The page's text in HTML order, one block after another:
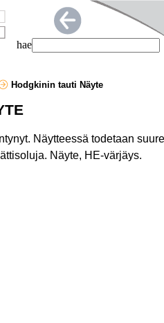
hae
Hodgkinin tauti Näyte
Näytteessä todetaan
Näyte, HE-värjäys.